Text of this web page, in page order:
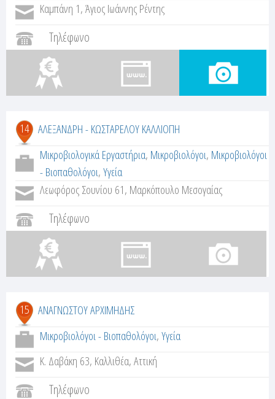
Καμπάνη 1, Άγιος Ιωάννης Ρέντης
Τηλέφωνο
14 ΑΛΕΞΑΝΔΡΗ - ΚΩΣΤΑΡΕΛΟΥ ΚΑΛΛΙΟΠΗ
Μικροβιολογικά Εργαστήρια, Μικροβιολόγοι, Μικροβιολόγοι
- Βιοπαθολόγοι,Υγεία
Λεωφόρος Σουνίου 61, Μαρκόπουλο Μεσογαίας
Τηλέφωνο
15 ΑΝΑΓΝΩΣΤΟΥ ΑΡΧΙΜΗΔΗΣ
Μικροβιολόγοι - Βιοπαθολόγοι,Υγεία
Κ. Δαβάκη 63, Καλλιθέα, Αττική
Τηλέφωνο